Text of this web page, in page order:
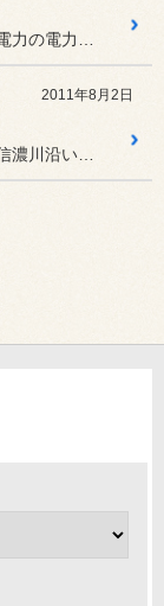
2011年8月2日